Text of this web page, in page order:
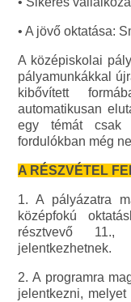
• A jövő oktatása:
A középiskolai
pályamunkákkal
kibővített
automatikusan
egy témát csak
fordulókban még
A RÉSZVÉTEL
1. A pályázatra
középfokú
résztvevő
jelentkezhetnek.
2. A programra
jelentkezni,